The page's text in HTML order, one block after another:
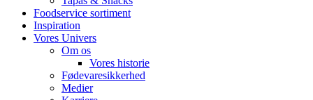
Foodservice sortiment
Inspiration
Vores Univers
Om os
Vores historie
Fødevaresikkerhed
Medier